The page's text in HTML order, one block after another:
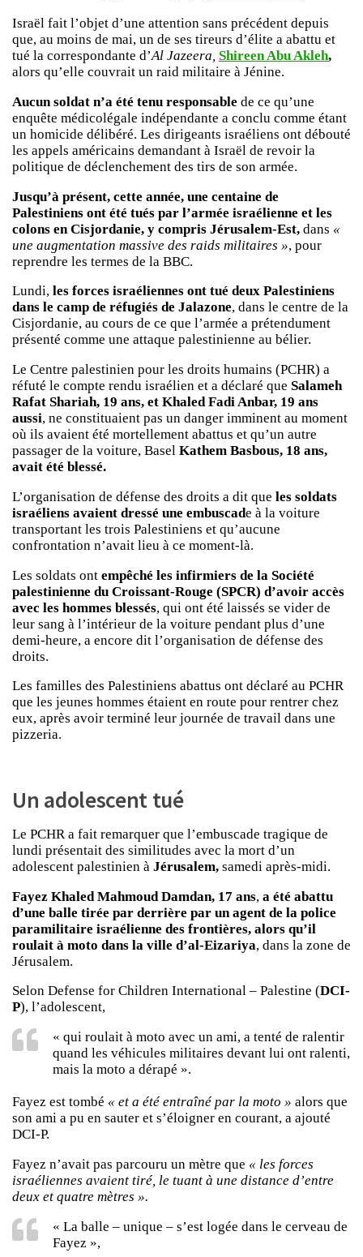
Israël fait l’objet d’une attention sans précédent depuis
que, au moins de mai, un de ses tireurs d’élite a abattu et
tué la correspondante d’Al Jazeera, Shireen Abu Akleh,
alors qu’elle couvrait un raid militaire à Jénine.
Aucun soldat n’a été tenu responsable de ce qu’une
enquête médicolégale indépendante a conclu comme étant
un homicide délibéré. Les dirigeants israéliens ont débouté
les appels américains demandant à Israël de revoir la
politique de déclenchement des tirs de son armée.
Jusqu’à présent, cette année, une centaine de
Palestiniens ont été tués par l’armée israélienne et les
colons en Cisjordanie, y compris Jérusalem-Est, dans «
une augmentation massive des raids militaires », pour
reprendre les termes de la BBC.
Lundi, les forces israéliennes ont tué deux Palestiniens
dans le camp de réfugiés de Jalazone, dans le centre de la
Cisjordanie, au cours de ce que l’armée a prétendument
présenté comme une attaque palestinienne au bélier.
Le Centre palestinien pour les droits humains (PCHR) a
réfuté le compte rendu israélien et a déclaré que Salameh
Rafat Shariah, 19 ans, et Khaled Fadi Anbar, 19 ans
aussi, ne constituaient pas un danger imminent au moment
où ils avaient été mortellement abattus et qu’un autre
passager de la voiture, Basel Kathem Basbous, 18 ans,
avait été blessé.
L’organisation de défense des droits a dit que les soldats
israéliens avaient dressé une embuscade à la voiture
transportant les trois Palestiniens et qu’aucune
confrontation n’avait lieu à ce moment-là.
Les soldats ont empêché les infirmiers de la Société
palestinienne du Croissant-Rouge (SPCR) d’avoir accès
avec les hommes blessés, qui ont été laissés se vider de
leur sang à l’intérieur de la voiture pendant plus d’une
demi-heure, a encore dit l’organisation de défense des
droits.
Les familles des Palestiniens abattus ont déclaré au PCHR
que les jeunes hommes étaient en route pour rentrer chez
eux, après avoir terminé leur journée de travail dans une
pizzeria.
Un adolescent tué
Le PCHR a fait remarquer que l’embuscade tragique de
lundi présentait des similitudes avec la mort d’un
adolescent palestinien à Jérusalem, samedi après-midi.
Fayez Khaled Mahmoud Damdan, 17 ans, a été abattu
d’une balle tirée par derrière par un agent de la police
paramilitaire israélienne des frontières, alors qu’il
roulait à moto dans la ville d’al-Eizariya, dans la zone de
Jérusalem.
Selon Defense for Children International – Palestine (DCI-
P), l’adolescent,
« qui roulait à moto avec un ami, a tenté de ralentir
quand les véhicules militaires devant lui ont ralenti,
mais la moto a dérapé ».
Fayez est tombé « et a été entraîné par la moto » alors que
son ami a pu en sauter et s’éloigner en courant, a ajouté
DCI-P.
Fayez n’avait pas parcouru un mètre que « les forces
israéliennes avaient tiré, le tuant à une distance d’entre
deux et quatre mètres ».
« La balle – unique – s’est logée dans le cerveau de
Fayez »,